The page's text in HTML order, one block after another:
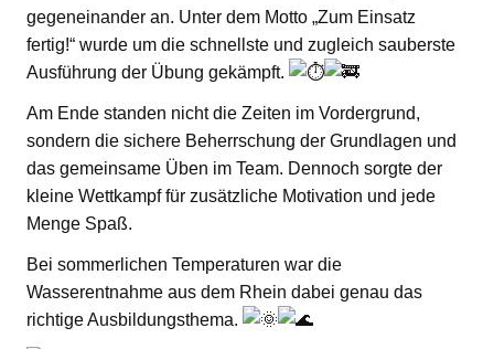
gegeneinander an. Unter dem Motto „Zum Einsatz
fertig!“ wurde um die schnellste und zugleich sauberste
Ausführung der Übung gekämpft.
Am Ende standen nicht die Zeiten im Vordergrund,
sondern die sichere Beherrschung der Grundlagen und
das gemeinsame Üben im Team. Dennoch sorgte der
kleine Wettkampf für zusätzliche Motivation und jede
Menge Spaß.
Bei sommerlichen Temperaturen war die
Wasserentnahme aus dem Rhein dabei genau das
richtige Ausbildungsthema.